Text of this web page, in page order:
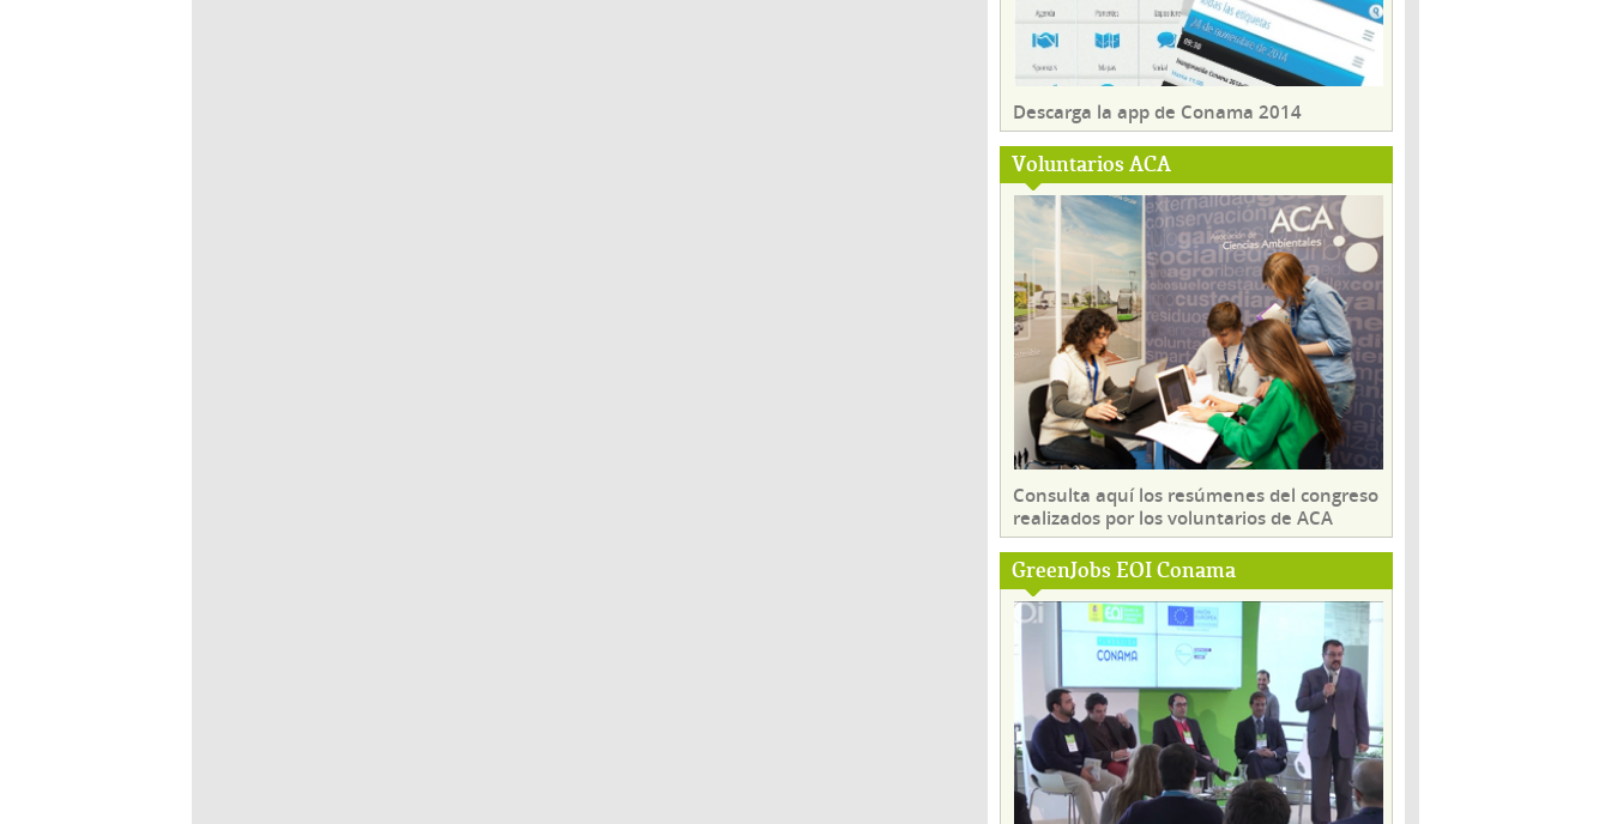
Descarga la app de Conama 2014
Voluntarios ACA
Consulta aquí los resúmenes del congreso
realizados por los voluntarios de ACA
GreenJobs EOI Conama